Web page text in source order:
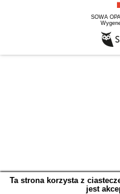
SOWA
Ta strona korzysta z
jest